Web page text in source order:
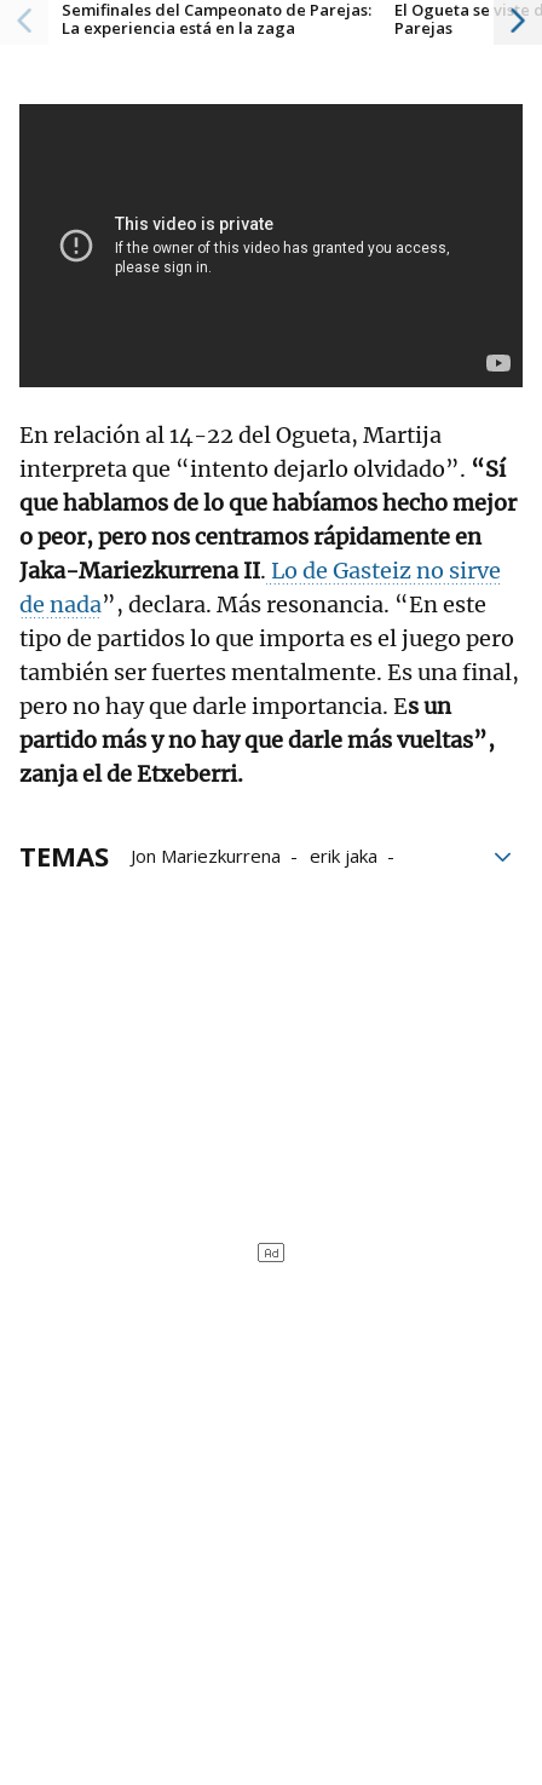
Semifinales del Campeonato de Parejas:
La experiencia está en la zaga
El Ogueta se viste
Parejas
En relación al 14-22 del Ogueta, Martija
interpreta que “intento dejarlo olvidado”. “Sí
que hablamos de lo que habíamos hecho mejor
o peor, pero nos centramos rápidamente en
Jaka-Mariezkurrena II. Lo de Gasteiz no sirve
de nada”, declara. Más resonancia. “En este
tipo de partidos lo que importa es el juego pero
también ser fuertes mentalmente. Es una final,
pero no hay que darle importancia. Es un
partido más y no hay que darle más vueltas”,
zanja el de Etxeberri.
TEMAS Jon Mariezkurrena
erik jaka